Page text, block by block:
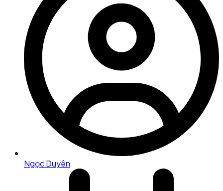
Ngọc Duyên